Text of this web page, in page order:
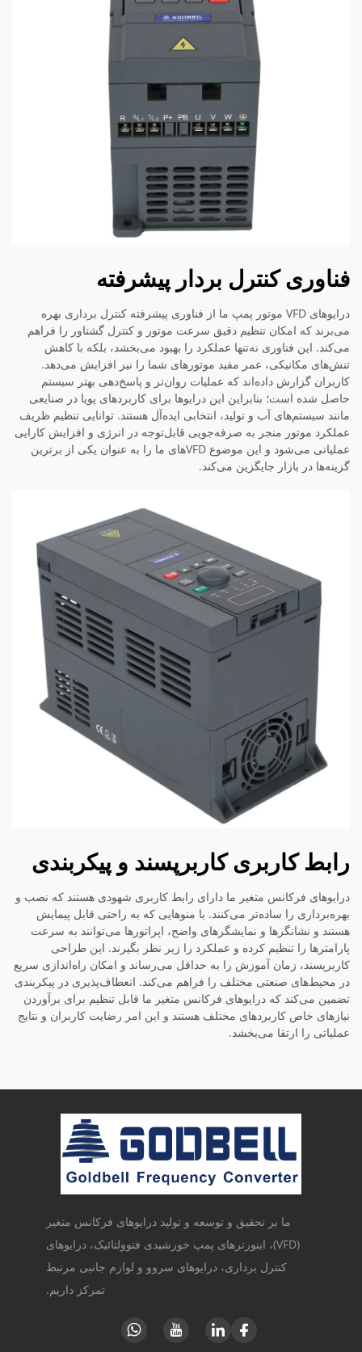
فناوری کنترل بردار پیشرفته
درایوهای VFD موتور پمپ ما از فناوری پیشرفته کنترل برداری بهره
می‌برند که امکان تنظیم دقیق سرعت موتور و کنترل گشتاور را فراهم
می‌کند. این فناوری نه‌تنها عملکرد را بهبود می‌بخشد، بلکه با کاهش
تنش‌های مکانیکی، عمر مفید موتورهای شما را نیز افزایش می‌دهد.
کاربران گزارش داده‌اند که عملیات روان‌تر و پاسخ‌دهی بهتر سیستم
حاصل شده است؛ بنابراین این درایوها برای کاربردهای پویا در صنایعی
مانند سیستم‌های آب و تولید، انتخابی ایده‌آل هستند. توانایی تنظیم ظریف
عملکرد موتور منجر به صرفه‌جویی قابل‌توجه در انرژی و افزایش کارایی
عملیاتی می‌شود و این موضوع VFDهای ما را به عنوان یکی از برترین
گزینه‌ها در بازار جایگزین می‌کند.
رابط کاربری کاربرپسند و پیکربندی
درایوهای فرکانس متغیر ما دارای رابط کاربری شهودی هستند که نصب و
بهره‌برداری را ساده‌تر می‌کنند. با منوهایی که به راحتی قابل پیمایش
هستند و نشانگرها و نمایشگرهای واضح، اپراتورها می‌توانند به سرعت
پارامترها را تنظیم کرده و عملکرد را زیر نظر بگیرند. این طراحی
کاربرپسند، زمان آموزش را به حداقل می‌رساند و امکان راه‌اندازی سریع
در محیط‌های صنعتی مختلف را فراهم می‌کند. انعطاف‌پذیری در پیکربندی
تضمین می‌کند که درایوهای فرکانس متغیر ما قابل تنظیم برای برآوردن
نیازهای خاص کاربردهای مختلف هستند و این امر رضایت کاربران و نتایج
عملیاتی را ارتقا می‌بخشد.
ما بر تحقیق و توسعه و تولید درایوهای فرکانس متغیر
(VFD)، اینورترهای پمپ خورشیدی فتوولتائیک، درایوهای
کنترل برداری، درایوهای سروو و لوازم جانبی مرتبط
تمرکز داریم.